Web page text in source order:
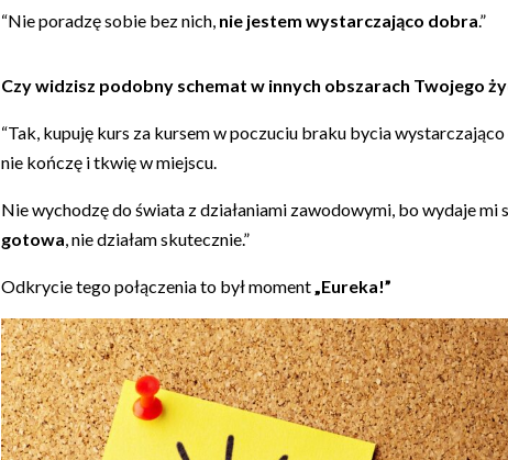
“Nie poradzę sobie bez nich, nie jestem wystarczająco dobra.”
Czy widzisz podobny schemat w innych obszarach Twojego
“Tak, kupuję kurs za kursem w poczuciu braku bycia
nie kończę i tkwię w miejscu.
Nie wychodzę do świata z działaniami zawodowymi, bo wydaje mi
gotowa , nie działam skutecznie.”
Odkrycie tego połączenia to był moment „Eureka!”